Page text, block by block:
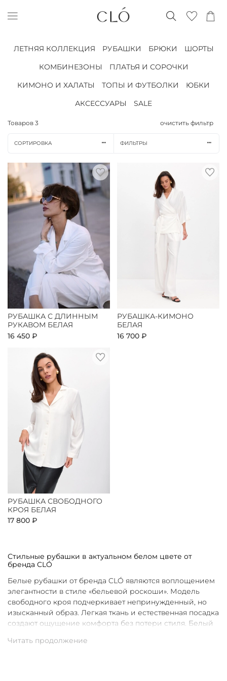
ЛЕТНЯЯ КОЛЛЕКЦИЯ РУБАШКИ БРЮКИ
ШОРТЫ
КОМБИНЕЗОНЫ
ПЛАТЬЯ И СОРОЧКИ
КИМОНО И ХАЛАТЫ
ТОПЫ И ФУТБОЛКИ
ЮБКИ
АКСЕССУАРЫ
SALE
Товаров 3 очистить фильтр
СОРТИРОВКА ФИЛЬТРЫ
РУБАШКА С ДЛИННЫМ
РУКАВОМ БЕЛАЯ
16 450 ₽
РУБАШКА-КИМОНО
БЕЛАЯ
16 700 ₽
РУБАШКА СВОБОДНОГО
КРОЯ БЕЛАЯ
17 800 ₽
Стильные рубашки в актуальном белом цвете от
бренда CLÓ
Белые рубашки от бренда CLÓ являются воплощением
элегантности в стиле «бельевой роскоши». Модель
свободного кроя подчеркивает непринужденный, но
изысканный образ. Легкая ткань и естественная посадка
создают ощущение комфорта без потери стиля. Белый
чистоты и универсальности. Такая рубашка легко